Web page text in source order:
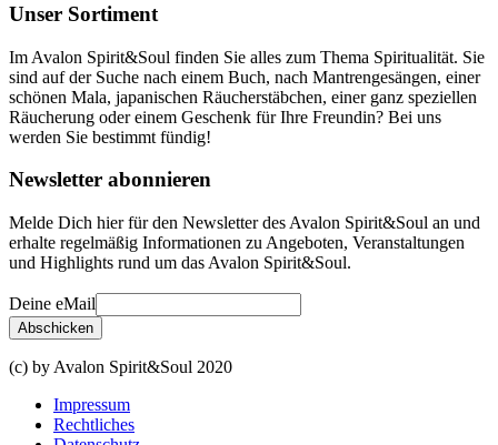
Unser Sortiment
Im Avalon Spirit&Soul finden Sie alles zum Thema Spiritualität. Sie
sind auf der Suche nach einem Buch, nach Mantrengesängen, einer
schönen Mala, japanischen Räucherstäbchen, einer ganz speziellen
Räucherung oder einem Geschenk für Ihre Freundin? Bei uns
werden Sie bestimmt fündig!
Newsletter abonnieren
Melde Dich hier für den Newsletter des Avalon Spirit&Soul an und
erhalte regelmäßig Informationen zu Angeboten, Veranstaltungen
und Highlights rund um das Avalon Spirit&Soul.
Deine eMail
(c) by Avalon Spirit&Soul 2020
Impressum
Rechtliches